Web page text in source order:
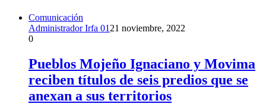
Comunicación
Administrador Irfa 01 21 noviembre, 2022
0
Pueblos Mojeño Ignaciano y Movima
reciben títulos de seis predios que se
anexan a sus territorios